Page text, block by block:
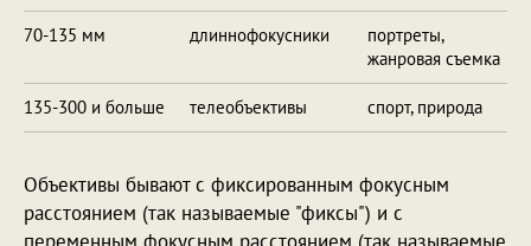
70-135 мм длиннофокусники
портреты,
жанровая съемка
135-300 и больше телеобъективы спорт, природа
Объективы бывают с фиксированным фокусным
расстоянием (так называемые "фиксы") и с